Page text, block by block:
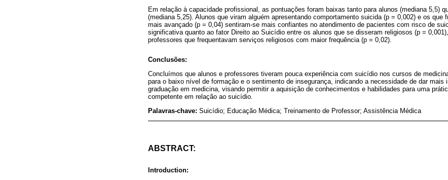
Em relação à capacidade profissional, as pontuações foram baixas tanto para alunos (mediana 5,5)
(mediana 5,25). Alunos que viram alguém apresentando comportamento suicida (p = 0,002) e os que
mais avançado (p = 0,04) sentiram-se mais confiantes no atendimento de pacientes com risco de
significativa quanto ao fator Direito ao Suicídio entre os alunos que se disseram religiosos (p =
professores que frequentavam serviços religiosos com maior frequência (p = 0,02).
Conclusões:
Concluímos que alunos e professores tiveram pouca experiência com suicídio nos cursos de
para o baixo nível de formação e o sentimento de insegurança, indicando a necessidade de dar mais
graduação em medicina, visando permitir a aquisição de conhecimentos e habilidades para uma
competente em relação ao suicídio.
Palavras-chave: Suicídio; Educação Médica; Treinamento de Professor; Assistência Médica
ABSTRACT:
Introduction: